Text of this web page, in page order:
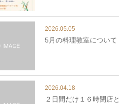
2026.05.05
5月の料理教室について
2026.04.18
２日間だけ１６時閉店と